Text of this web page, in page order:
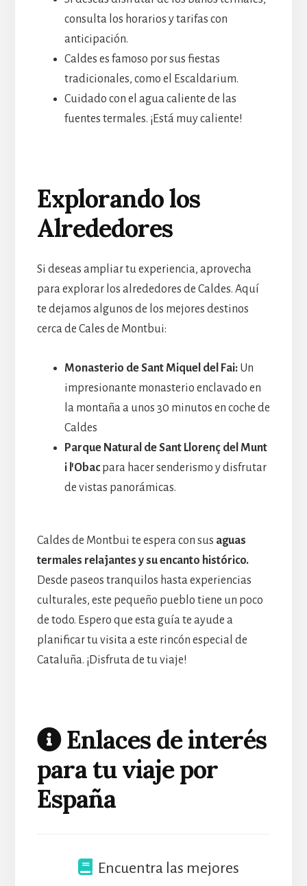
consulta los horarios y tarifas con
anticipación.
Caldes es famoso por sus fiestas
tradicionales, como el Escaldarium.
Cuidado con el agua caliente de las
fuentes termales. ¡Está muy caliente!
Explorando los
Alrededores
Si deseas ampliar tu experiencia, aprovecha
para explorar los alrededores de Caldes. Aquí
te dejamos algunos de los mejores destinos
cerca de Cales de Montbui:
Monasterio de Sant Miquel del Fai:Un
impresionante monasterio enclavado en
la montaña a unos 30 minutos en coche de
Caldes
Parque Natural de Sant Llorenç del Munt
i l’Obacpara hacer senderismo y disfrutar
de vistas panorámicas.
Caldes de Montbui te espera con sus aguas
termales relajantes y su encanto histórico.
Desde paseos tranquilos hasta experiencias
culturales, este pequeño pueblo tiene un poco
de todo. Espero que esta guía te ayude a
planificar tu visita a este rincón especial de
Cataluña. ¡Disfruta de tu viaje!
Enlaces de interés
para tu viaje por
España
Encuentra las mejores